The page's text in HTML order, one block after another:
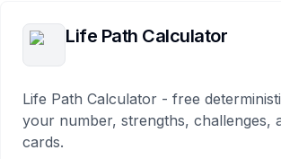
Life Path Calculator
Life Path Calculator - free
your number, strengths, challenges,
cards.